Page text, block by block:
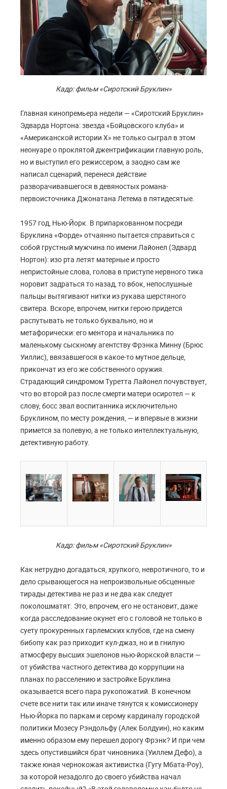
Кадр: фильм «Сиротский Бруклин»
Главная кинопремьера недели — «Сиротский Бруклин»
Эдварда Нортона: звезда «Бойцовского клуба» и
«Американской истории Х» не только сыграл в этом
неонуаре о проклятой джентрификации главную роль,
но и выступил его режиссером, а заодно сам же
написал сценарий, перенеся действие
разворачивавшегося в девяностых романа-
первоисточника Джонатана Летема в пятидесятые.
1957 год, Нью-Йорк. В припаркованном посреди
Бруклина «Форде» отчаянно пытается справиться с
собой грустный мужчина по имени Лайонел (Эдвард
Нортон): изо рта летят матерные и просто
непристойные слова, голова в приступе нервного тика
норовит задраться то назад, то вбок, непослушные
пальцы вытягивают нитки из рукава шерстяного
свитера. Вскоре, впрочем, нитки герою придется
распутывать не только буквально, но и
метафорически: его ментора и начальника по
маленькому сыскному агентству Фрэнка Минну (Брюс
Уиллис), ввязавшегося в какое-то мутное дельце,
прикончат из его же собственного оружия.
Страдающий синдромом Туретта Лайонел почувствует,
что во второй раз после смерти матери осиротел — к
слову, босс звал воспитанника исключительно
Бруклином, по месту рождения, — и впервые в жизни
примется за полевую, а не только интеллектуальную,
детективную работу.
Кадр: фильм «Сиротский Бруклин»
Как нетрудно догадаться, хрупкого, невротичного, то и
дело срывающегося на непроизвольные обсценные
тирады детектива не раз и не два как следует
поколошматят. Это, впрочем, его не остановит, даже
когда расследование окунет его с головой не только в
суету прокуренных гарлемских клубов, где на смену
бибопу как раз приходит кул-джаз, но и в гнилую
атмосферу высших эшелонов нью-йоркской власти —
от убийства частного детектива до коррупции на
планах по расселению и застройке Бруклина
оказывается всего пара рукопожатий. В конечном
счете все нити так или иначе тянутся к комиссионеру
Нью-Йорка по паркам и серому кардиналу городской
политики Мозесу Рэндольфу (Алек Болдуин), но каким
именно образом ему перешел дорогу Фрэнк? И при чем
здесь опустившийся брат чиновника (Уиллем Дефо), а
также юная чернокожая активистка (Гугу Мбата-Роу),
за которой незадолго до своего убийства начал